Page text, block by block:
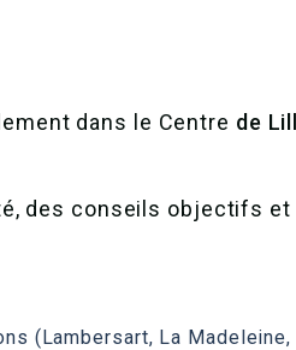
dans le Centre de
des conseils objectifs et
(Lambersart, La Madeleine,